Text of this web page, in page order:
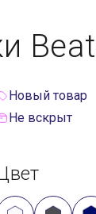
Новый товар
Не вскрыт